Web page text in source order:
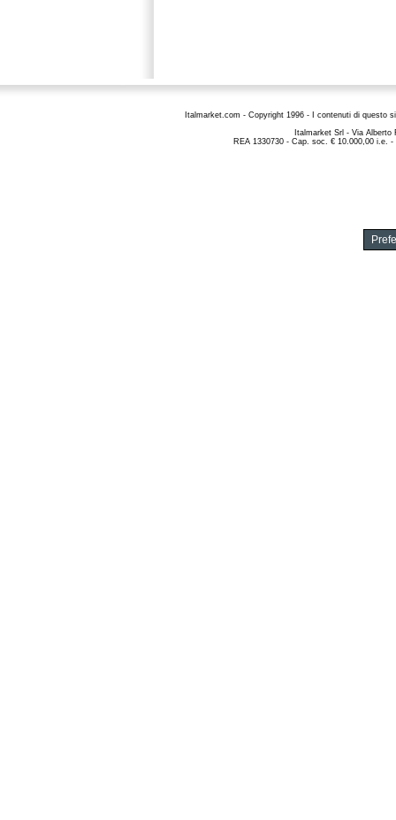
Italmarket.com - Copyright 1996 - I contenuti di questo
Italmarket Srl - Via Alberto
REA 1330730 - Cap. soc. € 10.000,00 i.e.